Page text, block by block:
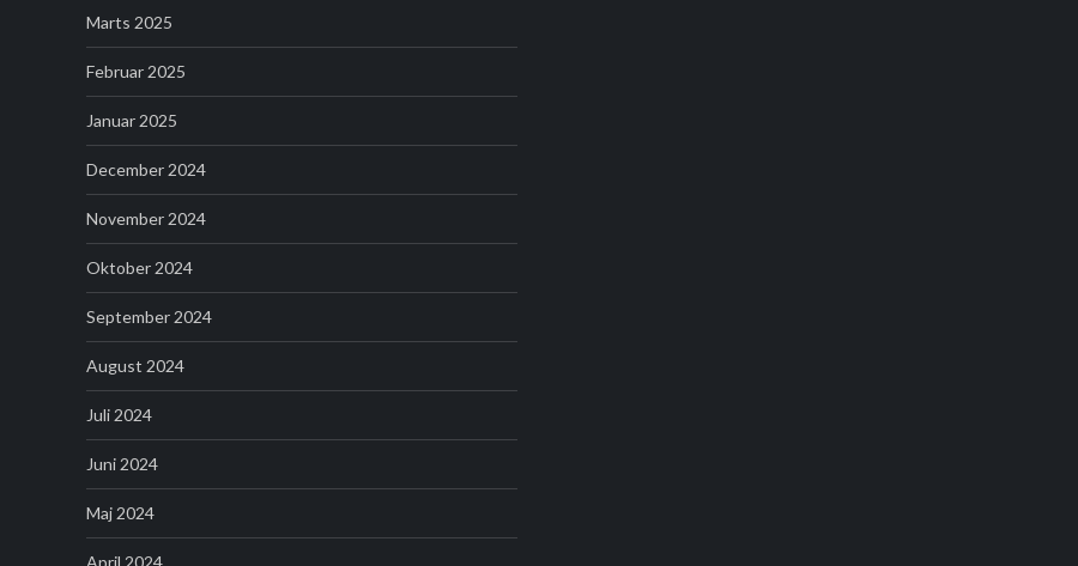
Marts 2025
Februar 2025
Januar 2025
December 2024
November 2024
Oktober 2024
September 2024
August 2024
Juli 2024
Juni 2024
Maj 2024
April 2024